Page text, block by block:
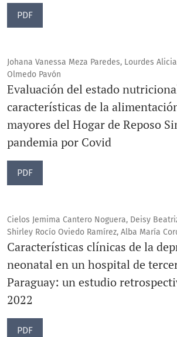
PDF
Johana Vanessa Meza Paredes, Lourdes
Olmedo Pavón
Evaluación del estado
características de la
mayores del Hogar de Reposo
pandemia por Covid
PDF
Cielos Jemima Cantero Noguera, Deisy
Shirley Rocío Oviedo Ramírez, Alba María
Características clínicas de la
neonatal en un hospital de
Paraguay: un estudio
2022
PDF